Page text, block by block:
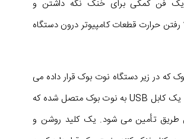
یک فن کمکی برای خنک نگه داشتن و
رفتن حرارت قطعات کامپیوتر درون دستگاه
که در زیر دستگاه نوت بوک قرار داده می
شود، به وسیله یک کابل USB به نوت بوک متصل شده که
طریق تأمین می شود. یک کلید روشن و